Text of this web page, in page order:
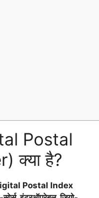
Postal
क्या है?
Postal Index